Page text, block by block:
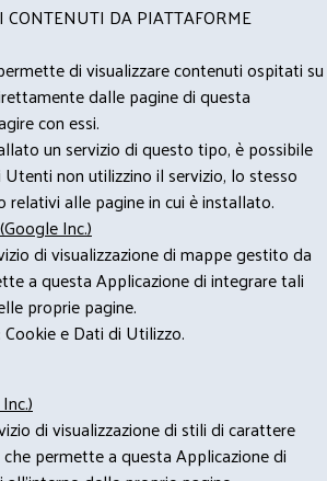
DA PIATTAFORME
di visualizzare contenuti ospitati su
dalle pagine di questa
con essi.
un servizio di questo tipo, è possibile
non utilizzino il servizio, lo stesso
alle pagine in cui è installato.
Inc.)
di visualizzazione di mappe gestito da
a questa Applicazione di integrare tali
proprie pagine.
e Dati di Utilizzo.
di visualizzazione di stili di carattere
permette a questa Applicazione di